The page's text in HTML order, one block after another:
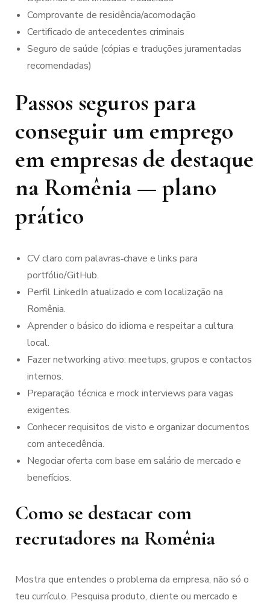
Comprovante de residência/acomodação
Certificado de antecedentes criminais
Seguro de saúde (cópias e traduções juramentadas
recomendadas)
Passos seguros para
conseguir um emprego
em empresas de destaque
na Romênia — plano
prático
CV claro com palavras‑chave e links para
portfólio/GitHub.
Perfil LinkedIn atualizado e com localização na
Romênia.
Aprender o básico do idioma e respeitar a cultura
local.
Fazer networking ativo: meetups, grupos e contactos
internos.
Preparação técnica e mock interviews para vagas
exigentes.
Conhecer requisitos de visto e organizar documentos
com antecedência.
Negociar oferta com base em salário de mercado e
benefícios.
Como se destacar com
recrutadores na Romênia
Mostra que entendes o problema da empresa, não só o
teu currículo. Pesquisa produto, cliente ou mercado e